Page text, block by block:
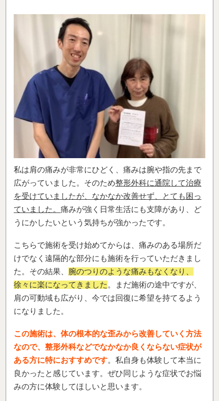
私は肩の痛みが非常にひどく、痛みは腕や指の先まで
広がっていました。そのため整形外科に通院して治療
を受けていましたが、なかなか改善せず、とても困っ
ていました。 痛みが強く日常生活にも支障があり、ど
うにかしたいという気持ちが強かったです。
こちらで施術を受け始めてからは、痛みのある場所だ
けでなく遠隔的な部分にも施術を行っていただきまし
た。その結果、 腕のつりのような痛みもなくなり、
徐々に楽になってきました 。まだ施術の途中ですが、
肩の可動域も広がり、今では回復に希望を持てるよう
になりました。
この施術は、体の根本的な歪みから改善していく方法
なので、整形外科などでなかなか良くならない症状が
ある方に特におすすめです。私自身も体験して本当に
良かったと感じています。ぜひ同じような症状でお悩
みの方に体験してほしいと思います。